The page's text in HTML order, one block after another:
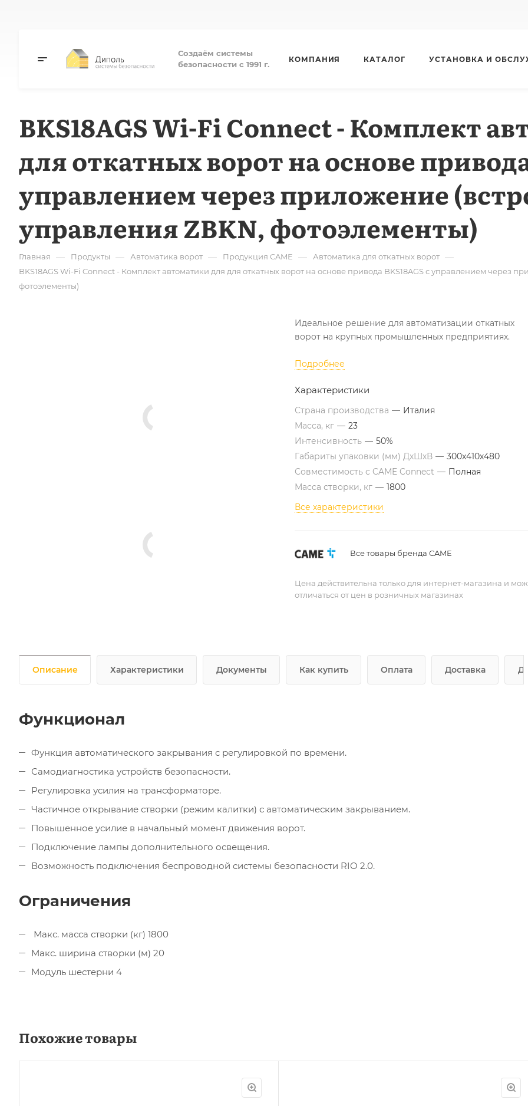
Создаём системы
безопасности с 1991 г.
КОМПАНИЯ КАТАЛОГ УСТАНОВКА И
BKS18AGS Wi-Fi Connect - Комплект
для откатных ворот на основе привода
управлением через приложение
управления ZBKN, фотоэлементы)
Главная — Продукты — Автоматика ворот — Продукция CAME — Автоматика для откатных ворот —
BKS18AGS Wi-Fi Connect - Комплект автоматики для для откатных ворот на основе привода BKS18AGS с управлением через
фотоэлементы)
Идеальное решение для автоматизации откатных
ворот на крупных промышленных предприятиях.
Подробнее
Характеристики
Страна производства — Италия
Масса, кг — 23
Интенсивность — 50%
Габариты упаковки (мм) ДхШхВ — 300х410х480
Совместимость с CAME Connect — Полная
Масса створки, кг — 1800
Все характеристики
Все товары бренда CAME
Цена действительна только для интернет-магазина и
отличаться от цен в розничных магазинах
Описание Характеристики Документы Как купить Оплата Доставка
Функционал
Функция автоматического закрывания с регулировкой по времени.
Самодиагностика устройств безопасности.
Регулировка усилия на трансформаторе.
Частичное открывание створки (режим калитки) с автоматическим закрыванием.
Повышенное усилие в начальный момент движения ворот.
Подключение лампы дополнительного освещения.
Возможность подключения беспроводной системы безопасности RIO 2.0.
Ограничения
Макс. масса створки (кг) 1800
Макс. ширина створки (м) 20
Модуль шестерни 4
Похожие товары